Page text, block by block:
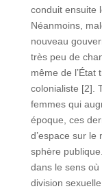
conduit ensuite
Néanmoins,
nouveau
très peu de
même de
colonialiste [2].
femmes qui
époque, ces
d’espace sur le
sphère
dans le sens
division